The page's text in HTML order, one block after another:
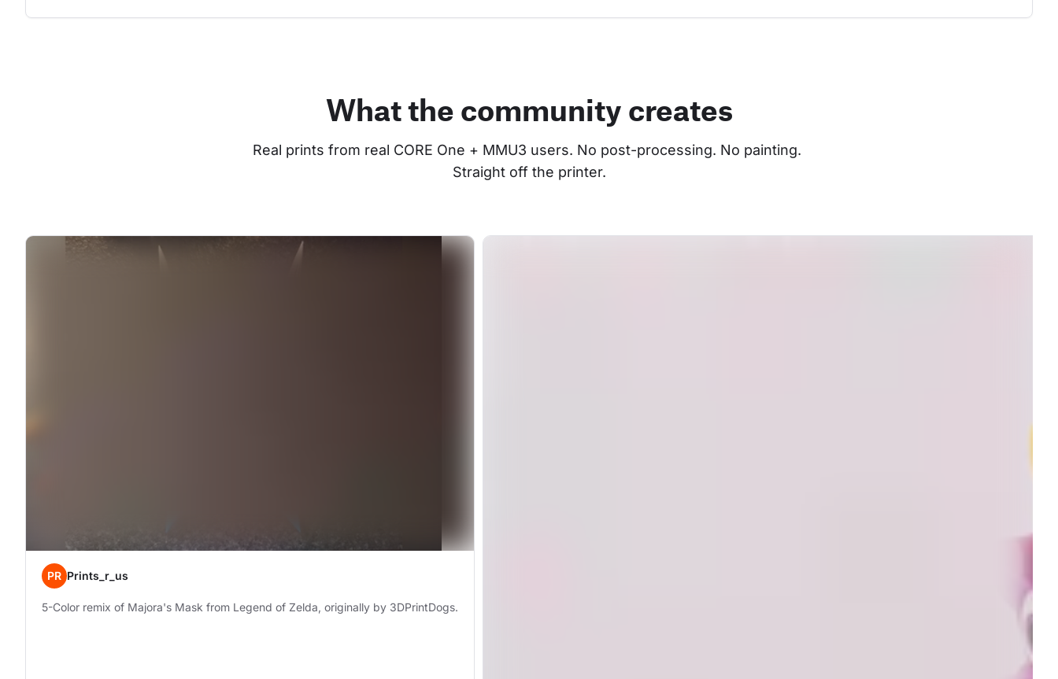
What the community creates
Real prints from real CORE One + MMU3 users. No post-processing. No painting.
Straight off the printer.
PR Prints_r_us
5-Color remix of Majora's Mask from Legend of Zelda, originally by 3DPrintDogs.